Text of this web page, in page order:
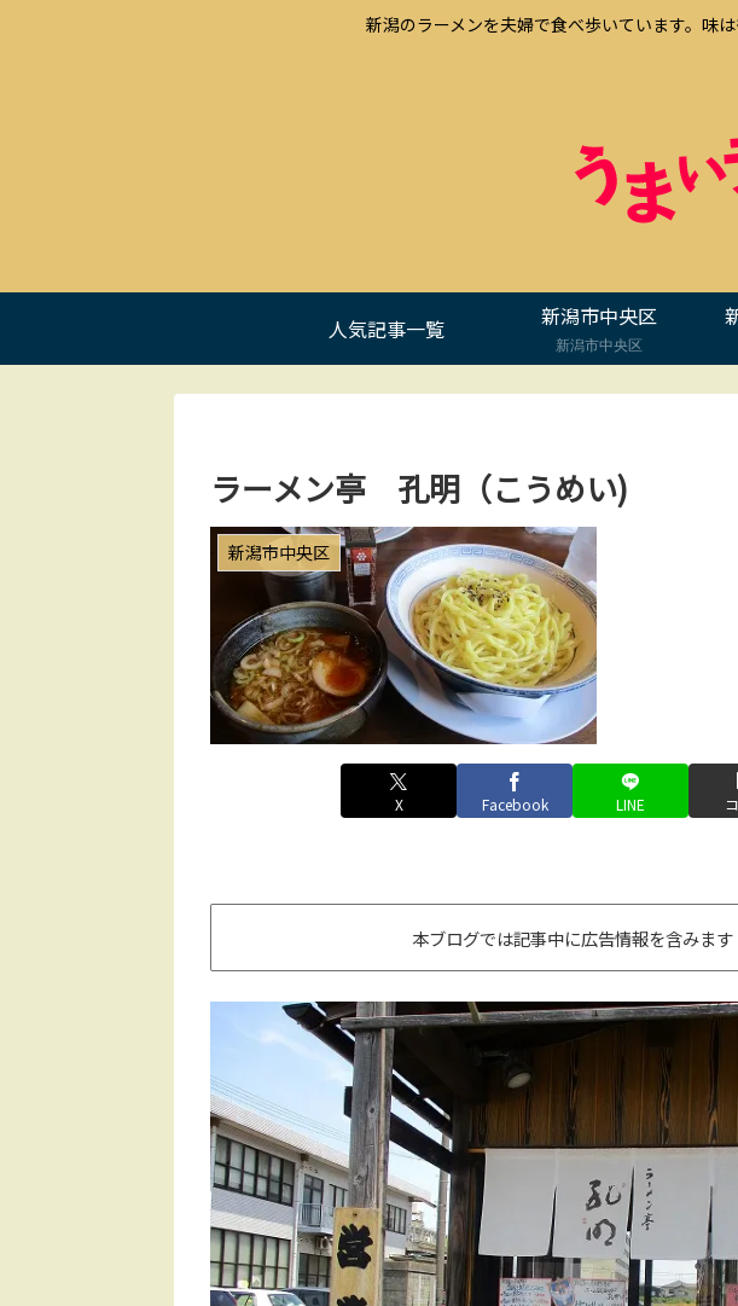
新潟のラーメンを夫婦で食べ歩いています。味
人気記事一覧 新潟市中央区
新潟市中央区
ラーメン亭 孔明（こうめい)
新潟市中央区
X Facebook LINE
本ブログでは記事中に広告情報を含みます